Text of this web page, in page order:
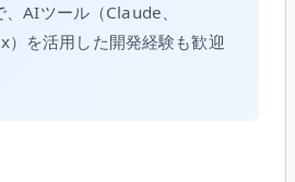
AIツール（Claude、
）を活用した開発経験も歓迎